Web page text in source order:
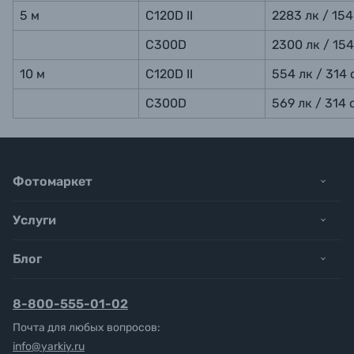
5 м
C120D II
2283 лк /
C300D
2300 лк /
10 м
C120D II
554 лк / 314
C300D
569 лк / 314
Фотомаркет
Услуги
Блог
8-800-555-01-02
Почта для любых вопросов:
info@yarkiy.ru